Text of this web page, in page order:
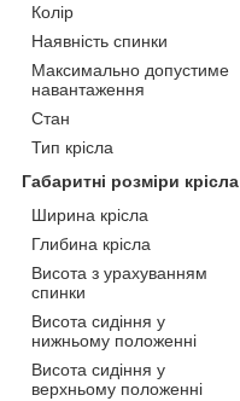
Колір
Наявність спинки
Максимально допустиме
навантаження
Стан
Тип крісла
Габаритні розміри крісла
Ширина крісла
Глибина крісла
Висота з урахуванням
спинки
Висота сидіння у
нижньому положенні
Висота сидіння у
верхньому положенні